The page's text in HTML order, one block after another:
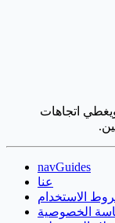
اتجاهات
navGuides
عنا
الاستخدام
الخصوصية